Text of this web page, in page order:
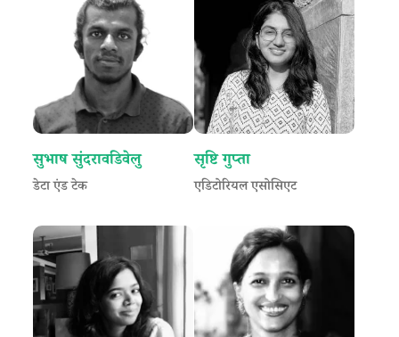
सुभाष सुंदरावडिवेलु
डेटा एंड टेक
सृष्टि गुप्ता
एडिटोरियल एसोसिएट